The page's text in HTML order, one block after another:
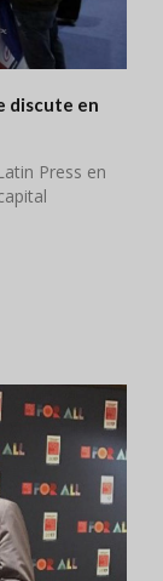
discute en
Press en